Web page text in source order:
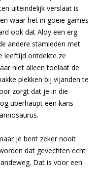
uiteindelijk verslaat is
waar het in goeie games
ook dat Aloy een erg
andere stamleden met
leeftijd ontdekte ze
niet alleen toelaat de
plekken bij vijanden te
zorgt dat je in die
überhaupt een kans
je bent zeker nooit
dat gevechten echt
Dat is voor een